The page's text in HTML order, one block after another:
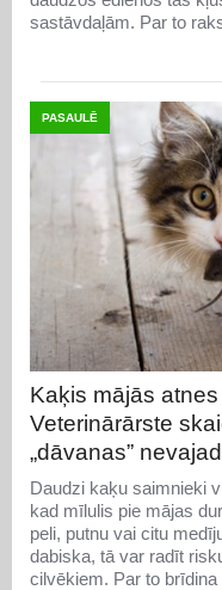
sastāvdaļām. Par to
PASAULĒ
Kaķis mājās
Veterinārārste
„dāvanas”
Daudzi kaķu saimnieki
kad mīlulis pie mājas
peli, putnu vai citu
dabiska, tā var radīt
cilvēkiem. Par to brīdina